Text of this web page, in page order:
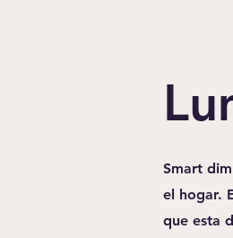
Smart
el hogar.
que esta